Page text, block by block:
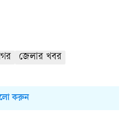
জেলার খবর
করুন